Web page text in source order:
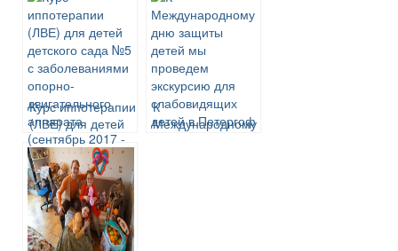
Курс иппотерапии
(ЛВЕ) для детей
детского сада №5
с заболеваниями
опорно-
двигательного
аппарата
(сентябрь 2017 –
май 2018 года)
К
Международному